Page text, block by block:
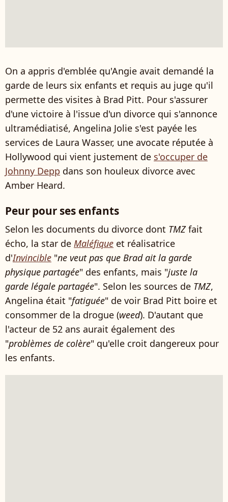
On a appris d'emblée qu'Angie avait demandé la
garde de leurs six enfants et requis au juge qu'il
permette des visites à Brad Pitt. Pour s'assurer
d'une victoire à l'issue d'un divorce qui s'annonce
ultramédiatisé, Angelina Jolie s'est payée les
services de Laura Wasser, une avocate réputée à
Hollywood qui vient justement de s'occuper de
Johnny Depp dans son houleux divorce avec
Amber Heard.
Peur pour ses enfants
Selon les documents du divorce dont TMZfait
écho, la star de Maléfique et réalisatrice
d'Invincible "ne veut pas que Brad ait la garde
physique partagée" des enfants, mais "juste la
garde légale partagée". Selon les sources de TMZ,
Angelina était "fatiguée" de voir Brad Pitt boire et
consommer de la drogue (weed). D'autant que
l'acteur de 52 ans aurait également des
"problèmes de colère" qu'elle croit dangereux pour
les enfants.